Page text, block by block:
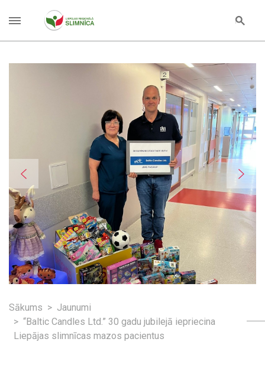
Sākums
Jaunumi
“Baltic Candles Ltd.” 30 gadu jubilejā iepriecina
Liepājas slimnīcas mazos pacientus